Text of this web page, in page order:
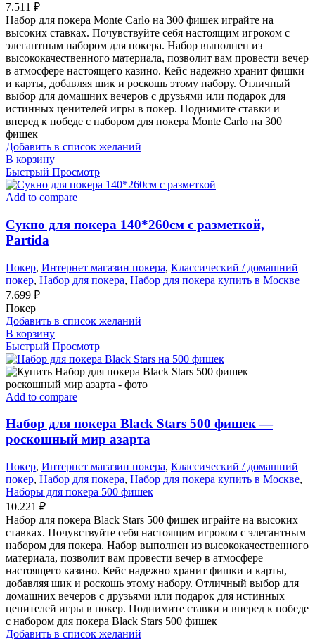
7.511 ₽
Набор для покера Monte Carlo на 300 фишек играйте на
высоких ставках. Почувствуйте себя настоящим игроком с
элегантным набором для покера. Набор выполнен из
высококачественного материала, позволит вам провести вечер
в атмосфере настоящего казино. Кейс надежно хранит фишки
и карты, добавляя шик и роскошь этому набору. Отличный
выбор для домашних вечеров с друзьями или подарок для
истинных ценителей игры в покер. Поднимите ставки и
вперед к победе с набором для покера Monte Carlo на 300
фишек
Добавить в список желаний
В корзину
Быстрый Просмотр
Add to compare
Сукно для покера 140*260см с разметкой,
Partida
Покер, Интернет магазин покера, Классический / домашний
покер, Набор для покера, Набор для покера купить в Москве
7.699 ₽
Покер
Добавить в список желаний
В корзину
Быстрый Просмотр
Add to compare
Набор для покера Black Stars 500 фишек —
роскошный мир азарта
Покер, Интернет магазин покера, Классический / домашний
покер, Набор для покера, Набор для покера купить в Москве,
Наборы для покера 500 фишек
10.221 ₽
Набор для покера Black Stars 500 фишек играйте на высоких
ставках. Почувствуйте себя настоящим игроком с элегантным
набором для покера. Набор выполнен из высококачественного
материала, позволит вам провести вечер в атмосфере
настоящего казино. Кейс надежно хранит фишки и карты,
добавляя шик и роскошь этому набору. Отличный выбор для
домашних вечеров с друзьями или подарок для истинных
ценителей игры в покер. Поднимите ставки и вперед к победе
с набором для покера Black Stars 500 фишек
Добавить в список желаний